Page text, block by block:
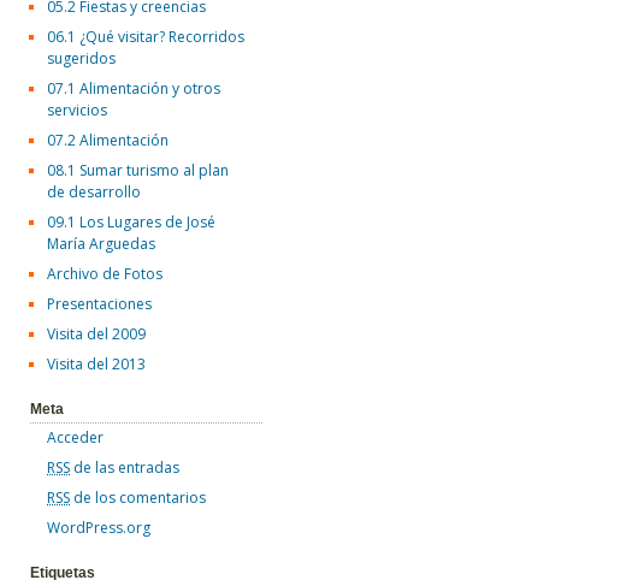
05.2 Fiestas y creencias
06.1 ¿Qué visitar? Recorridos
sugeridos
07.1 Alimentación y otros
servicios
07.2 Alimentación
08.1 Sumar turismo al plan
de desarrollo
09.1 Los Lugares de José
María Arguedas
Archivo de Fotos
Presentaciones
Visita del 2009
Visita del 2013
Meta
Acceder
RSS de las entradas
RSS de los comentarios
WordPress.org
Etiquetas